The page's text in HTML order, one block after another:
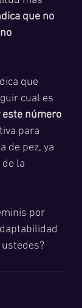
que no
que
cual es
este número
para
de pez, ya
la
por